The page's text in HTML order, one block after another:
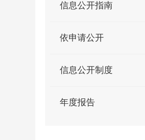
信息公开指南
依申请公开
信息公开制度
年度报告